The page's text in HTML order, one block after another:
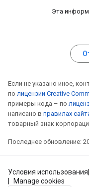
Эта
Если не указано иное,
по лицензии Creative
примеры кода – по
написано в правилах
товарный знак
Последнее обновление:
Условия использования
Manage cookies